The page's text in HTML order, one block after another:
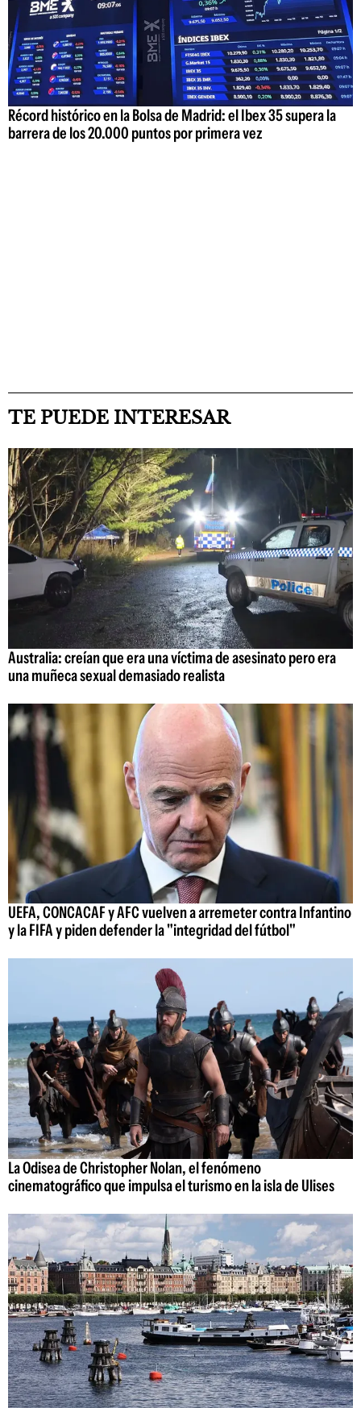
Récord histórico en la Bolsa de Madrid: el Ibex 35 supera la
barrera de los 20.000 puntos por primera vez
TE PUEDE INTERESAR
Australia: creían que era una víctima de asesinato pero era
una muñeca sexual demasiado realista
UEFA, CONCACAF y AFC vuelven a arremeter contra Infantino
y la FIFA y piden defender la "integridad del fútbol"
La Odisea de Christopher Nolan, el fenómeno
cinematográfico que impulsa el turismo en la isla de Ulises